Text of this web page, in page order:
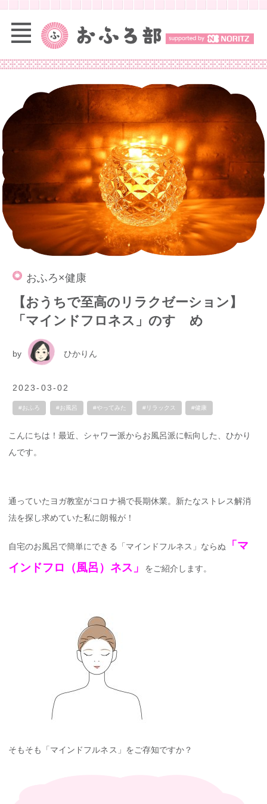
おふろ×健康
【おうちで至高のリラクゼーション】
「マインドフロネス」のすゝめ
by ひかりん
2023-03-02
#おふろ #お風呂 #やってみた #リラックス #健康
こんにちは！最近、シャワー派からお風呂派に転向した、ひかり
んです。
通っていたヨガ教室がコロナ禍で長期休業。新たなストレス解消
法を探し求めていた私に朗報が！
自宅のお風呂で簡単にできる「マインドフルネス」ならぬ
「マ
インドフロ（風呂）ネス」
をご紹介します。
そもそも「マインドフルネス」をご存知ですか？